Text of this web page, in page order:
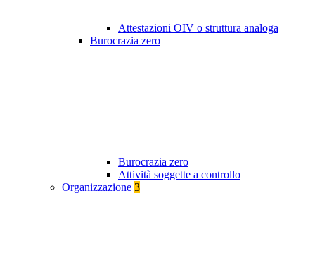
Attestazioni OIV o struttura analoga
Burocrazia zero
Burocrazia zero
Attività soggette a controllo
Organizzazione 3